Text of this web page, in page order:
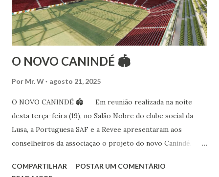
dança aos 4 anos de idade (em 1982) no balé clássico,
passando por diversas atividades co...
O NOVO CANINDÉ 🏟
Por Mr. W agosto 21, 2025
O NOVO CANINDÉ 🏟 Em reunião realizada na noite
desta terça-feira (19), no Salão Nobre do clube social da
Lusa, a Portuguesa SAF e a Revee apresentaram aos
conselheiros da associação o projeto do novo Canindé.
complexo, que englobará clube social, edifício garagem
COMPARTILHAR
POSTAR UM COMENTÁRIO